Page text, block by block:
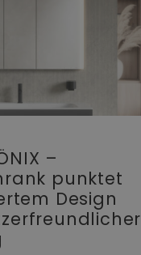
–
punktet
Design